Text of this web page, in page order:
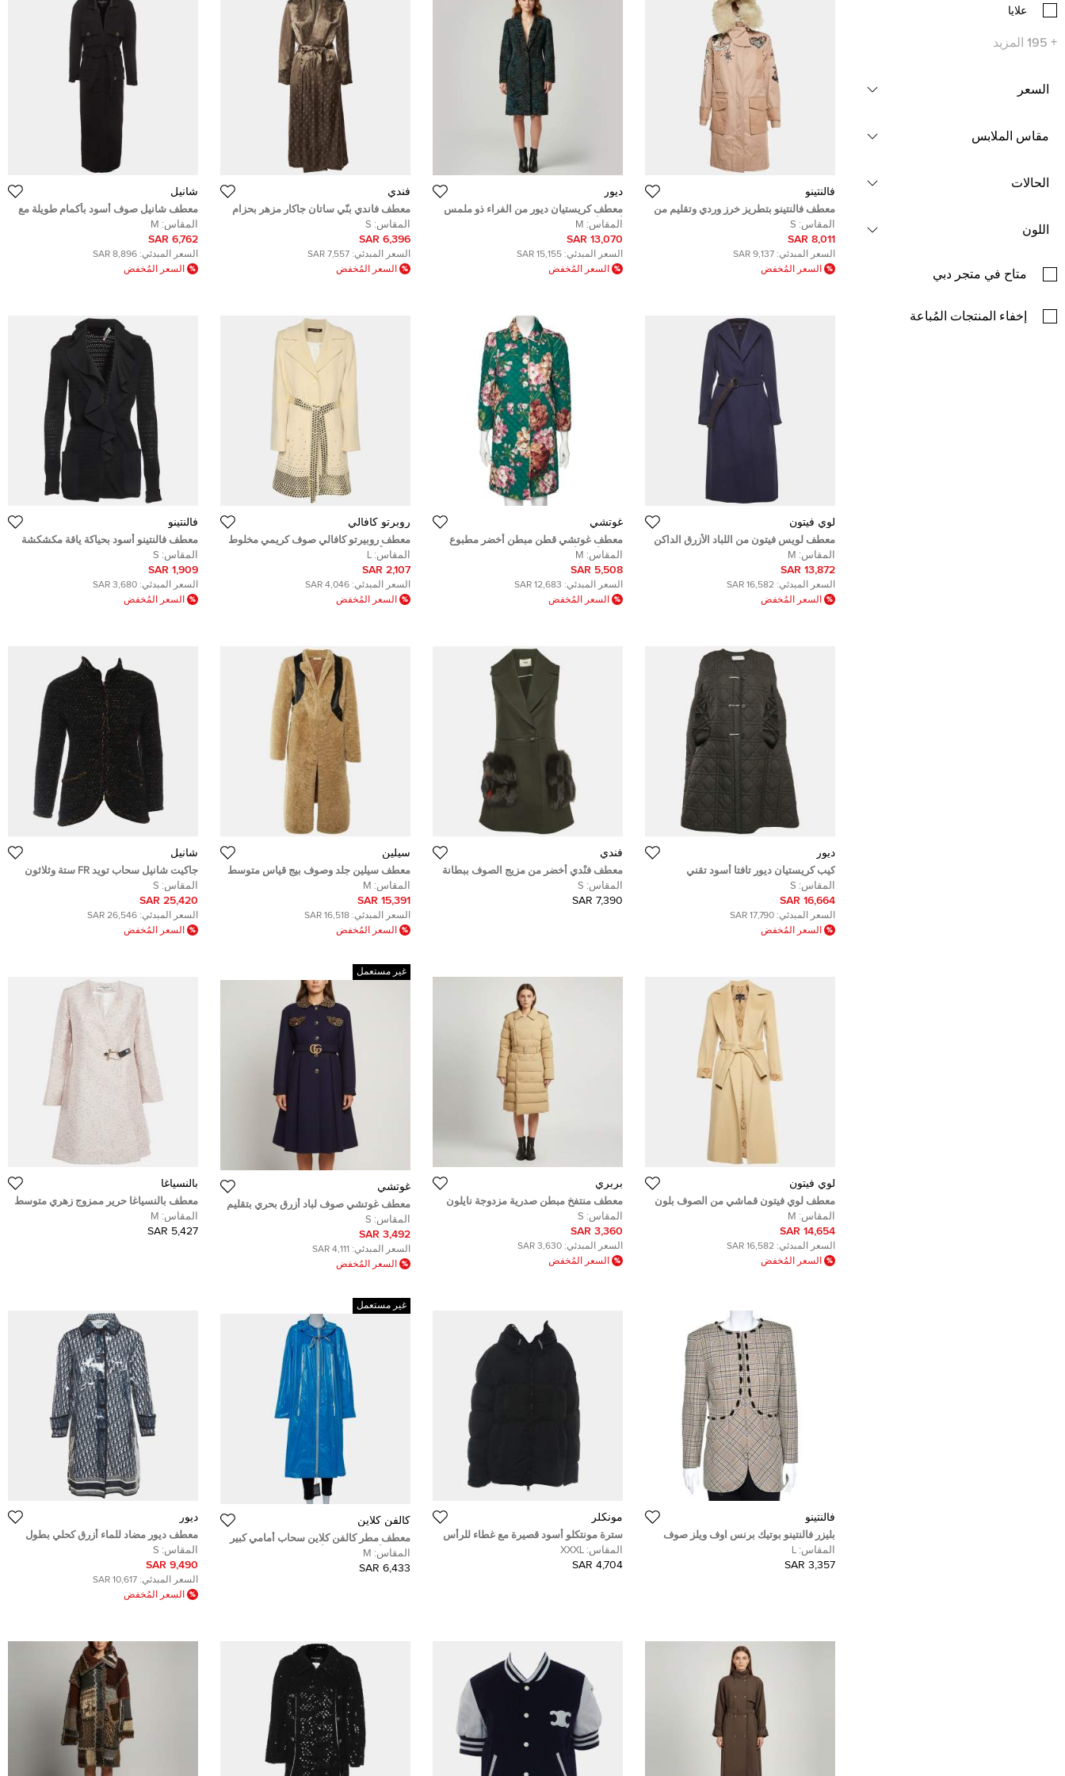
علايا
+
195 المزيد
السعر
مقاس الملابس
الحالات
اللون
متاح في متجر دبي
إخفاء المنتجات المُباعة
فالنتينو
معطف فالنتينو بتطريز خرز وردي وتقليم من
الفرو، مصنوع من القطن الجبردين مقاس
صغير (سمول)
المقاس: S
8,011 SAR
السعر المبدئي: 9,137 SAR
السعر المُخفض
ديور
معطف كريستيان ديور من الفراء ذو ملمس
أزرق/أسود متوسط الطول مقاس كبير
(ميديم)
المقاس: M
13,070 SAR
السعر المبدئي: 15,155 SAR
السعر المُخفض
فندي
معطف فاندي بنّي ساتان جاكار مزهر بحزام
صغير
المقاس: S
6,396 SAR
السعر المبدئي: 7,557 SAR
السعر المُخفض
شانيل
معطف شانيل صوف أسود بأكمام طويلة مع
حزام متوسط الحجم
المقاس: M
6,762 SAR
السعر المبدئي: 8,896 SAR
السعر المُخفض
لوي فيتون
معطف لويس فيتون من اللباد الأزرق الداكن
بشعار وحزام مقاس متوسط (ميديم)
المقاس: M
13,872 SAR
السعر المبدئي: 16,582 SAR
السعر المُخفض
غوتشي
معطف غوتشي قطن مبطن أخضر مطبوع
مورد أزرار أمامية مقاس وسط (ميديوم)
المقاس: M
5,508 SAR
السعر المبدئي: 12,683 SAR
السعر المُخفض
روبرتو كافالي
معطف روبيرتو كافالي صوف كريمي مخلوط
مزين بأزرار ورباط حجم كبير (لارج)
المقاس: L
2,107 SAR
السعر المبدئي: 4,046 SAR
السعر المُخفض
فالنتينو
معطف فالنتينو أسود بحياكة ياقة مكشكشة
قصير مقاس صغير (سمول)
المقاس: S
1,909 SAR
السعر المبدئي: 3,680 SAR
السعر المُخفض
ديور
كيب كريستيان ديور تافتا أسود تقني
ماكروكاناج واسع مقاس صغير (سمول)
المقاس: S
16,664 SAR
السعر المبدئي: 17,790 SAR
السعر المُخفض
فندي
معطف فنْدي أخضر من مزيج الصوف ببطانة
فراء الثعلب القابلة للفصل مقاس صغير -
سمول
المقاس: S
7,390 SAR
سيلين
معطف سيلين جلد وصوف بيج قياس متوسط
(ميديوم)
المقاس: M
15,391 SAR
السعر المبدئي: 16,518 SAR
السعر المُخفض
شانيل
جاكيت شانيل سحاب تويد FR ستة وثلاثون
المقاس: S
25,420 SAR
السعر المبدئي: 26,546 SAR
السعر المُخفض
لوي فيتون
معطف لوي فيتون قماشي من الصوف بلون
البيج مع حزام طويل مقاس متوسط (ميديم)
المقاس: M
14,654 SAR
السعر المبدئي: 16,582 SAR
السعر المُخفض
بربري
معطف منتفخ مبطن صدرية مزدوجة نايلون
بيج بربري مقاس صغير - سمول
المقاس: S
3,360 SAR
السعر المبدئي: 3,630 SAR
السعر المُخفض
غير مستعمل
غوتشي
معطف غوتشي صوف لباد أزرق بحري بتقليم
نقشة الفهد مقاس صغير (سمول)
المقاس: S
3,492 SAR
السعر المبدئي: 4,111 SAR
السعر المُخفض
ب‍‍النسياغا
معطف بالنسياغا حرير ممزوج زهري متوسط
الطول مقاس وسط ( ميديم )
المقاس: M
5,427 SAR
فالنتينو
بليزر فالنتينو بوتيك برنس اوف ويلز صوف
كاروهات بيج مقاس كبير - لارج
المقاس: L
3,357 SAR
مونكلر
سترة مونتكلو أسود قصيرة مع غطاء للرأس
محشوة بريش مقاس كبير جدًا
المقاس: XXXL
4,704 SAR
غير مستعمل
كالفن كلاين
معطف مطر كالفن كلاين سحاب أمامي كبير
الحجم ألياف صناعية أزرق مقاس وسط
(ميديوم)
المقاس: M
6,433 SAR
ديور
معطف ديور مضاد للماء أزرق كحلي بطول
الركبة صغير
المقاس: S
9,490 SAR
السعر المبدئي: 10,617 SAR
السعر المُخفض